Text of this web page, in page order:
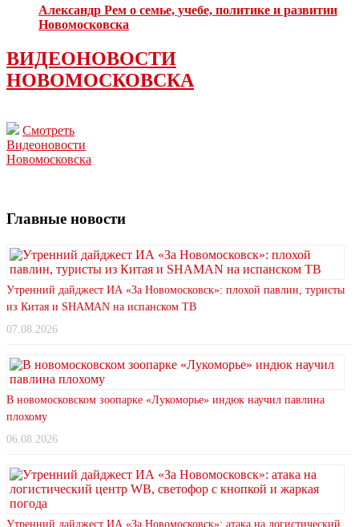
Александр Рем о семье, учебе, политике и развитии
Новомосковска
ВИДЕОНОВОСТИ
НОВОМОСКОВСКА
Смотреть
Видеоновости
Новомосковска
Главные новости
Утренний дайджест ИА «За Новомосковск»: плохой павлин, туристы
из Китая и SHAMAN на испанском ТВ
07.08.2026
В новомосковском зоопарке «Лукоморье» индюк научил павлина
плохому
06.08.2026
Утренний дайджест ИА «За Новомосковск»: атака на логистический